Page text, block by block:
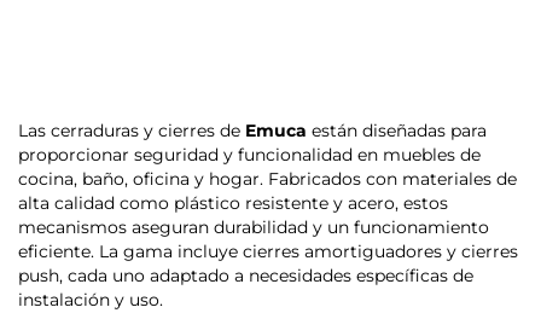
Las cerraduras y cierres de Emuca están diseñadas para
proporcionar seguridad y funcionalidad en muebles de
cocina, baño, oficina y hogar. Fabricados con materiales de
alta calidad como plástico resistente y acero, estos
mecanismos aseguran durabilidad y un funcionamiento
eficiente. La gama incluye cierres amortiguadores y cierres
push, cada uno adaptado a necesidades específicas de
instalación y uso.